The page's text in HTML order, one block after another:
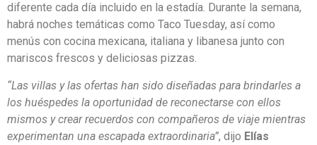
diferente cada día incluido en la estadía. Durante la semana,
habrá noches temáticas como Taco Tuesday, así como
menús con cocina mexicana, italiana y libanesa junto con
mariscos frescos y deliciosas pizzas.
“Las villas y las ofertas han sido diseñadas para brindarles a
los huéspedes la oportunidad de reconectarse con ellos
mismos y crear recuerdos con compañeros de viaje mientras
experimentan una escapada extraordinaria”, dijo Elías